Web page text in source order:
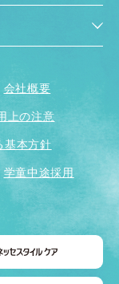
会社概要
上の注意
基本方針
学童中途採用